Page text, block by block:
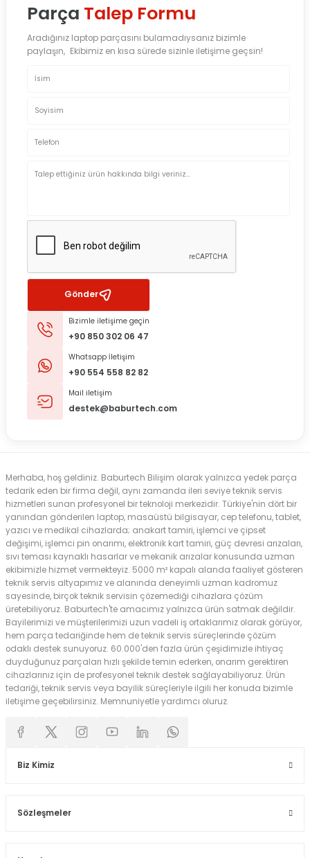
Parça Talep Formu
Aradığınız laptop parçasını bulamadıysanız bizimle
paylaşın, Ekibimiz en kısa sürede sizinle iletişime geçsin!
Gönder
Bizimle iletişime geçin
+90 850 302 06 47
Whatsapp İletişim
+90 554 558 82 82
Mail iletişim
destek@baburtech.com
Merhaba, hoş geldiniz. Baburtech Bilişim olarak yalnızca yedek parça
tedarik eden bir firma değil, aynı zamanda ileri seviye teknik servis
hizmetleri sunan profesyonel bir teknoloji merkezidir. Türkiye'nin dört bir
yanından gönderilen laptop, masaüstü bilgisayar, cep telefonu, tablet,
yazıcı ve medikal cihazlarda; anakart tamiri, işlemci ve çipset
değişimi, işlemci pin onarımı, elektronik kart tamiri, güç devresi arızaları,
sıvı teması kaynaklı hasarlar ve mekanik arızalar konusunda uzman
ekibimizle hizmet vermekteyiz. 5000 m² kapalı alanda faaliyet gösteren
teknik servis altyapımız ve alanında deneyimli uzman kadromuz
sayesinde, birçok teknik servisin çözemediği cihazlara çözüm
üretebiliyoruz. Baburtech'te amacımız yalnızca ürün satmak değildir.
Bayilerimizi ve müşterilerimizi uzun vadeli iş ortaklarımız olarak görüyor,
hem parça tedariğinde hem de teknik servis süreçlerinde çözüm
odaklı destek sunuyoruz. 60.000'den fazla ürün çeşidimizle ihtiyaç
duyduğunuz parçaları hızlı şekilde temin ederken, onarım gerektiren
cihazlarınız için de profesyonel teknik destek sağlayabiliyoruz. Ürün
tedariği, teknik servis veya bayilik süreçleriyle ilgili her konuda bizimle
iletişime geçebilirsiniz. Memnuniyetle yardımcı oluruz.
Biz Kimiz
Sözleşmeler